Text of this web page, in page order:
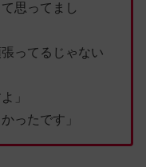
思ってまし
ってるじゃない
」
ったです」